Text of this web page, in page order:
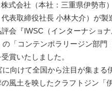
式会社（本社：三重県伊勢市
表取締役社長 小林大介）が
会『IWSC（インターナショ
の「コンテンポラリージン部門
賞いたしました。
向けて全国から注目が集まる
風土を映したクラフトジン「